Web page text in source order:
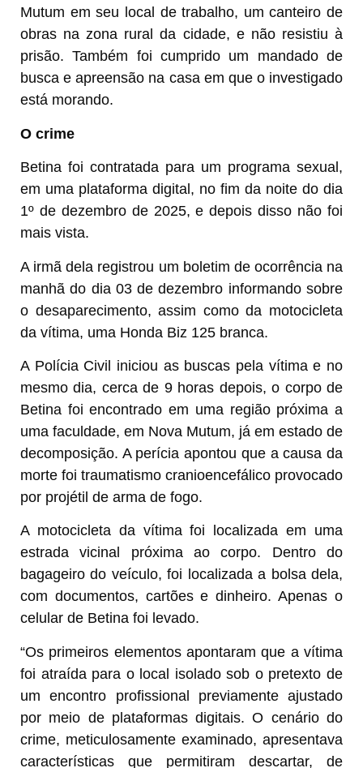
Mutum em seu local de trabalho, um canteiro de
obras na zona rural da cidade, e não resistiu à
prisão. Também foi cumprido um mandado de
busca e apreensão na casa em que o investigado
está morando.
O crime
Betina foi contratada para um programa sexual,
em uma plataforma digital, no fim da noite do dia
1º de dezembro de 2025, e depois disso não foi
mais vista.
A irmã dela registrou um boletim de ocorrência na
manhã do dia 03 de dezembro informando sobre
o desaparecimento, assim como da motocicleta
da vítima, uma Honda Biz 125 branca.
A Polícia Civil iniciou as buscas pela vítima e no
mesmo dia, cerca de 9 horas depois, o corpo de
Betina foi encontrado em uma região próxima a
uma faculdade, em Nova Mutum, já em estado de
decomposição. A perícia apontou que a causa da
morte foi traumatismo cranioencefálico provocado
por projétil de arma de fogo.
A motocicleta da vítima foi localizada em uma
estrada vicinal próxima ao corpo. Dentro do
bagageiro do veículo, foi localizada a bolsa dela,
com documentos, cartões e dinheiro. Apenas o
celular de Betina foi levado.
“Os primeiros elementos apontaram que a vítima
foi atraída para o local isolado sob o pretexto de
um encontro profissional previamente ajustado
por meio de plataformas digitais. O cenário do
crime, meticulosamente examinado, apresentava
características que permitiram descartar, de